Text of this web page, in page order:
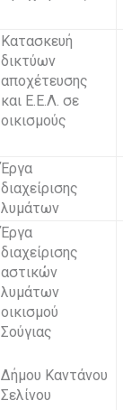
Κατασκευή
δικτύων
αποχέτευσης
και Ε.Ε.Λ. σε
οικισμούς
Έργα
διαχείρισης
λυμάτων
Έργα
διαχείρισης
αστικών
λυμάτων
οικισμού
Σούγιας
Δήμου Καντάνου
Σελίνου